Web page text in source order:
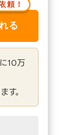
頼！
10万
す。